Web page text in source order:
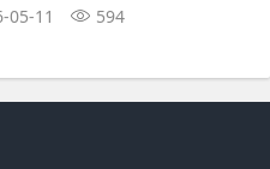
05-11 594